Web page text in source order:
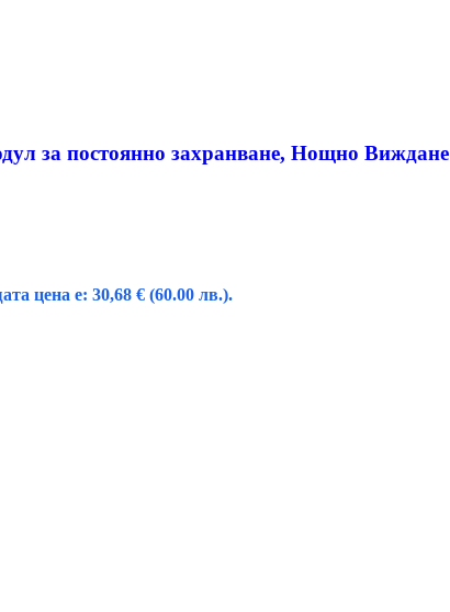
за постоянно захранване, Нощно Виждане
цена е: 30,68 € (60.00 лв.).